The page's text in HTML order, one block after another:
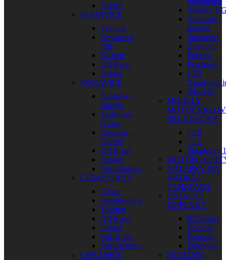
Detské
NOHAVICE
Textilné
Kevlarové
rifle
Kožené
Off Road
Detské
RUKAVICE
Športové –
Racing
Turistické –
Urban
Chopper –
Cruiser
Off Road
Detské
Príslušenstvo
ČIŽMY/OBUV
Urban
Sport/Racing
Touring
Off Road
Detské
Voľný čas
Príslušenstvo
CHRÁNIČE
Sviečky
Vypínače
motora
Smerovky
Žiarovky
Poistky
Prepínače
CDI
Zásuvky
MODELY
SKLADAČKY
1:18
1:12
Skladačky
NÁLEPKY NA
NÁDRŽ –
TANKPADY
OSTATNÉ
DOPLNKY
Kľúčenky
Nálepky
Hrnčeky
Dáždniky
STOJANY